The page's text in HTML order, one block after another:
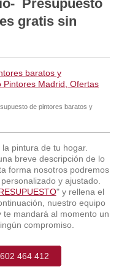
Presupuesto
gratis sin
de pintores baratos y
pintura de tu hogar.
breve descripción de lo
forma nosotros podremos
y ajustado.
" y rellena el
nuestro equipo
mandará al momento un
compromiso.
464 412